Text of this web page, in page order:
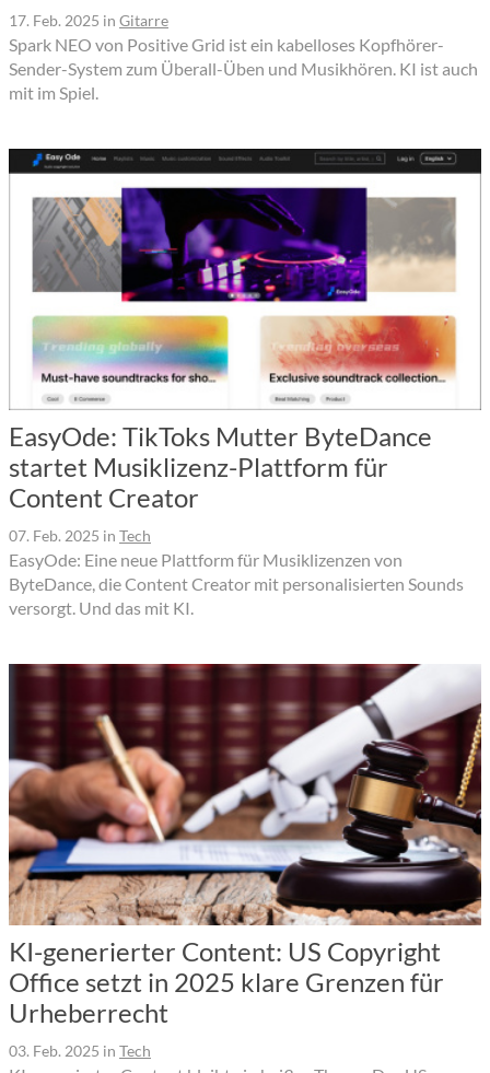
17. Feb. 2025 in Gitarre
Spark NEO von Positive Grid ist ein kabelloses Kopfhörer-
Sender-System zum Überall-Üben und Musikhören. KI ist auch
mit im Spiel.
EasyOde: TikToks Mutter ByteDance
startet Musiklizenz-Plattform für
Content Creator
07. Feb. 2025 in Tech
EasyOde: Eine neue Plattform für Musiklizenzen von
ByteDance, die Content Creator mit personalisierten Sounds
versorgt. Und das mit KI.
KI-generierter Content: US Copyright
Office setzt in 2025 klare Grenzen für
Urheberrecht
03. Feb. 2025 in Tech